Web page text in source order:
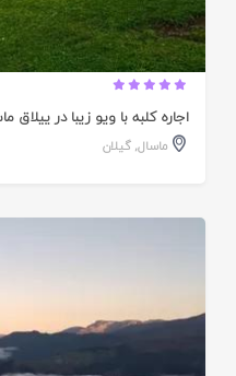
اجاره کلبه با ویو زیبا در ییلاق
ماسال,گیلان